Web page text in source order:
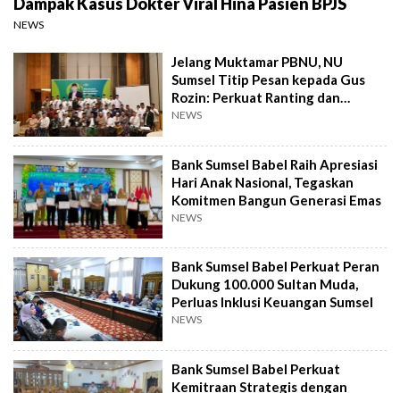
NEWS
Jelang Muktamar PBNU, NU
Sumsel Titip Pesan kepada Gus
Rozin: Perkuat Ranting dan
Pesantren
NEWS
Bank Sumsel Babel Raih Apresiasi
Hari Anak Nasional, Tegaskan
Komitmen Bangun Generasi Emas
NEWS
Bank Sumsel Babel Perkuat Peran
Dukung 100.000 Sultan Muda,
Perluas Inklusi Keuangan Sumsel
NEWS
Bank Sumsel Babel Perkuat
Kemitraan Strategis dengan